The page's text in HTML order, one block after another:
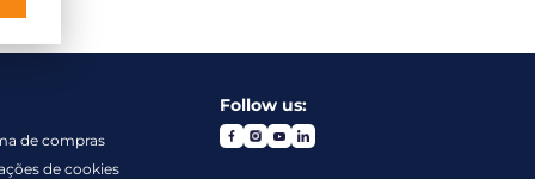
de compras
de cookies
Follow us: